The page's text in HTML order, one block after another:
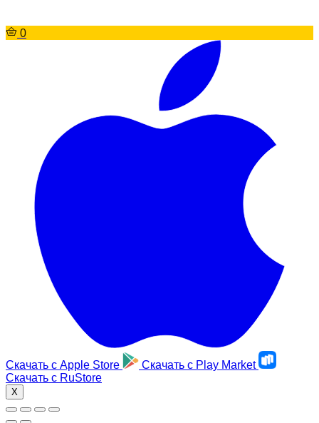
0
Скачать с Apple Store Скачать с Play Market
Скачать с RuStore
X